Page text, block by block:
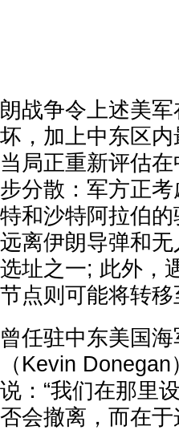
朗战争令上述美
坏，加上中东区
当局正重新评估
步分散：军方正
特和沙特阿拉伯
远离伊朗导弹和
选址之一; 此外，
节点则可能将转移
曾任驻中东美国
（Kevin
说：“我们在那里
否会撤离，而在